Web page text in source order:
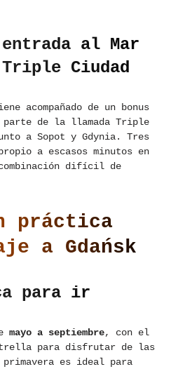
al Mar
Ciudad
acompañado de un bonus
de la llamada Triple
a Sopot y Gdynia. Tres
a escasos minutos en
difícil de
práctica
a Gdańsk
para ir
mayo a septiembre, con el
para disfrutar de las
es ideal para